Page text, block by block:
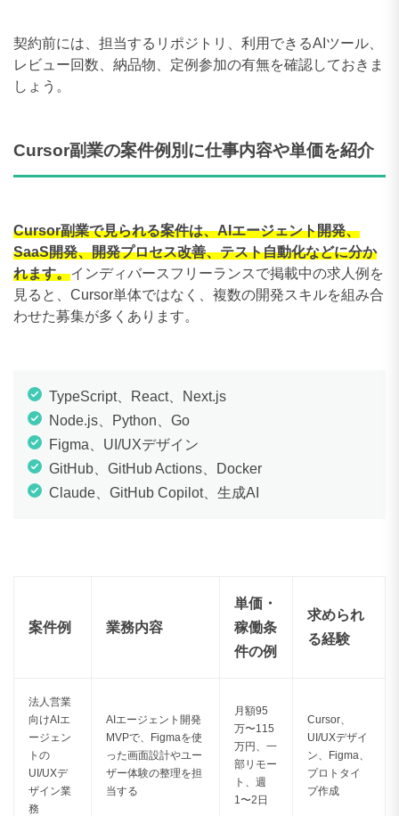
契約前には、担当するリポジトリ、利用できるAIツール、
レビュー回数、納品物、定例参加の有無を確認しておきま
しょう。
Cursor副業の案件例別に仕事内容や単価を紹介
Cursor副業で見られる案件は、AIエージェント開発、
SaaS開発、開発プロセス改善、テスト自動化などに分か
れます。インディバースフリーランスで掲載中の求人例を
見ると、Cursor単体ではなく、複数の開発スキルを組み合
わせた募集が多くあります。
TypeScript、React、Next.js
Node.js、Python、Go
Figma、UI/UXデザイン
GitHub、GitHub Actions、Docker
Claude、GitHub Copilot、生成AI
案件例 業務内容
単価・
稼働条
件の例
求められ
る経験
法人営業
向けAIエ
ージェン
トの
UI/UXデ
ザイン業
務
AIエージェント開発
MVPで、Figmaを使
った画面設計やユー
ザー体験の整理を担
当する
月額95
万〜115
万円、一
部リモー
ト、週
1〜2日
Cursor、
UI/UXデザイ
ン、Figma、
プロトタイ
プ作成